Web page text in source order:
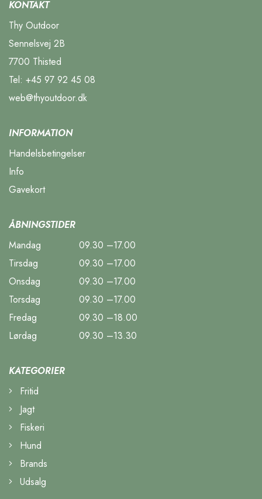
KONTAKT
Thy Outdoor
Sennelsvej 2B
7700 Thisted
Tel: +45 97 92 45 08
web@thyoutdoor.dk
INFORMATION
Handelsbetingelser
Info
Gavekort
ÅBNINGSTIDER
Mandag
09.30 –17.00
Tirsdag
09.30 –17.00
Onsdag
09.30 –17.00
Torsdag
09.30 –17.00
Fredag
09.30 –18.00
Lørdag
09.30 –13.30
KATEGORIER
Fritid
Jagt
Fiskeri
Hund
Brands
Udsalg